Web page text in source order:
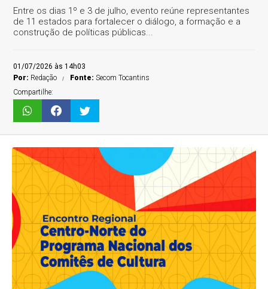
Entre os dias 1º e 3 de julho, evento reúne representantes
de 11 estados para fortalecer o diálogo, a formação e a
construção de políticas públicas...
01/07/2026 às 14h03
Por: Redação Fonte:Secom Tocantins
Compartilhe: